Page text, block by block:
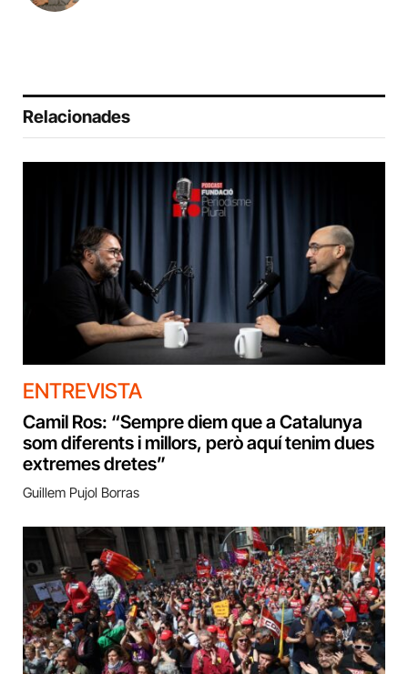
Relacionades
ENTREVISTA
Camil Ros: “Sempre diem que a Catalunya
som diferents i millors, però aquí tenim dues
extremes dretes”
Guillem Pujol Borras